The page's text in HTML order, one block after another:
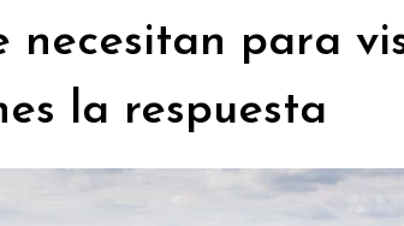
necesitan para
la respuesta